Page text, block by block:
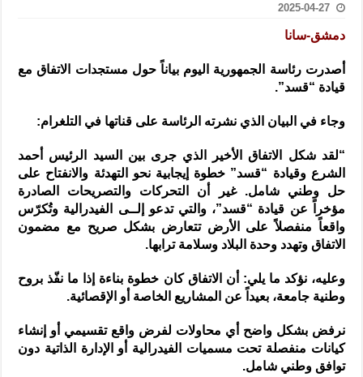
2025-04-27
دمشق-سانا
أصدرت رئاسة الجمهورية اليوم بياناً حول مستجدات الاتفاق مع
قيادة “قسد”.
وجاء في البيان الذي نشرته الرئاسة على قناتها في التلغرام:
“لقد شكل الاتفاق الأخير الذي جرى بين السيد الرئيس أحمد
الشرع وقيادة “قسد” خطوة إيجابية نحو التهدئة والانفتاح على
حل وطني شامل. غير أن التحركات والتصريحات الصادرة
مؤخراً عن قيادة “قسد”، والتي تدعو إلــى الفيدرالية وتُكرّس
واقعاً منفصلاً على الأرض تتعارض بشكل صريح مع مضمون
الاتفاق وتهدد وحدة البلاد وسلامة ترابها.
وعليه، نؤكد ما يلي: أن الاتفاق كان خطوة بناءة إذا ما نفّذ بروح
وطنية جامعة، بعيداً عن المشاريع الخاصة أو الإقصائية.
نرفض بشكل واضح أي محاولات لفرض واقع تقسيمي أو إنشاء
كيانات منفصلة تحت مسميات الفيدرالية أو الإدارة الذاتية دون
توافق وطني شامل.